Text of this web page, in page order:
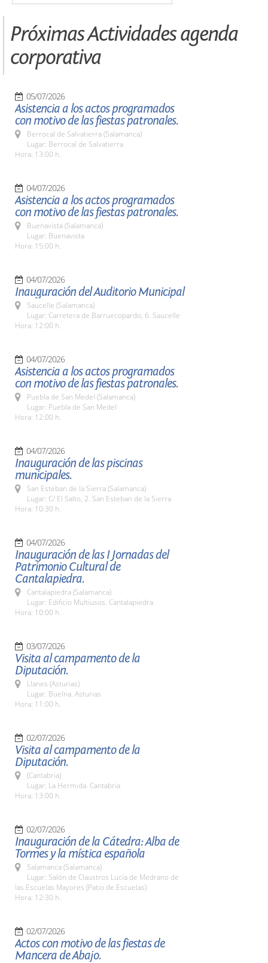
Próximas Actividades agenda
corporativa
05/07/2026
Asistencia a los actos programados
con motivo de las fiestas patronales.
Berrocal de Salvatierra (Salamanca)
Lugar: Berrocal de Salvatierra
Hora: 13:00 h.
04/07/2026
Asistencia a los actos programados
con motivo de las fiestas patronales.
Buenavista (Salamanca)
Lugar: Buenavista
Hora: 15:00 h.
04/07/2026
Inauguración del Auditorio Municipal
Saucelle (Salamanca)
Lugar: Carretera de Barruecopardo, 6. Saucelle
Hora: 12:00 h.
04/07/2026
Asistencia a los actos programados
con motivo de las fiestas patronales.
Puebla de San Medel (Salamanca)
Lugar: Puebla de San Medel
Hora: 12:00 h.
04/07/2026
Inauguración de las piscinas
municipales.
San Esteban de la Sierra (Salamanca)
Lugar: C/ El Salto, 2. San Esteban de la Sierra
Hora: 10:30 h.
04/07/2026
Inauguración de las I Jornadas del
Patrimonio Cultural de
Cantalapiedra.
Cantalapiedra (Salamanca)
Lugar: Edificio Multiusos. Cantalapiedra
Hora: 10:00 h.
03/07/2026
Visita al campamento de la
Diputación.
Llanes (Asturias)
Lugar: Buelna. Asturias
Hora: 11:00 h.
02/07/2026
Visita al campamento de la
Diputación.
(Cantabria)
Lugar: La Hermida. Cantabria
Hora: 13:00 h.
02/07/2026
Inauguración de la Cátedra: Alba de
Tormes y la mística española
Salamanca (Salamanca)
Lugar: Salón de Claustros Lucía de Medrano de
las Escuelas Mayores (Patio de Escuelas)
Hora: 12:30 h.
02/07/2026
Actos con motivo de las fiestas de
Mancera de Abajo.